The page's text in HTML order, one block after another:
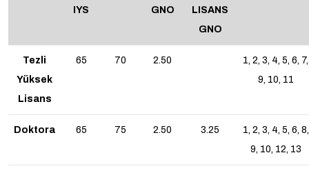
IYS
GNO
LISANS
GNO
Tezli
Yüksek
Lisans
65 70 2.50
1, 2, 3, 4, 5, 6, 7,
9, 10, 11
Doktora 65 75 2.50 3.25
1, 2, 3, 4, 5, 6, 8,
9, 10, 12, 13